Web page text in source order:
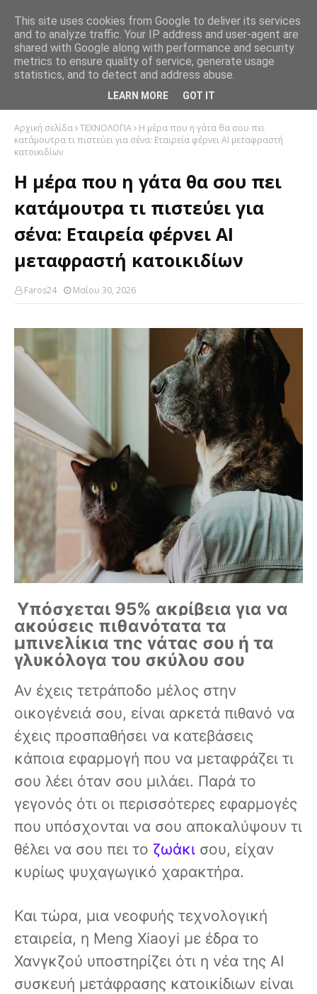
Αρχική σελίδα ΤΕΧΝΟΛΟΓΙΑ
Η μέρα που η γάτα θα σου πει
κατάμουτρα τι πιστεύει για σένα: Εταιρεία φέρνει AI μεταφραστή
κατοικιδίων
Η μέρα που η γάτα θα σου πει
κατάμουτρα τι πιστεύει για
σένα: Εταιρεία φέρνει AI
μεταφραστή κατοικιδίων
Faros24 Μαΐου 30, 2026
Υπόσχεται 95% ακρίβεια για να
ακούσεις πιθανότατα τα
μπινελίκια της γάτας σου ή τα
γλυκόλογα του σκύλου σου
Αν έχεις τετράποδο μέλος στην
οικογένειά σου, είναι αρκετά πιθανό να
έχεις προσπαθήσει να κατεβάσεις
κάποια εφαρμογή που να μεταφράζει τι
σου λέει όταν σου μιλάει. Παρά το
γεγονός ότι οι περισσότερες εφαρμογές
που υπόσχονται να σου αποκαλύψουν τι
θέλει να σου πει το ζωάκι σου, είχαν
κυρίως ψυχαγωγικό χαρακτήρα.
Και τώρα, μια νεοφυής τεχνολογική
εταιρεία, η Meng Xiaoyi με έδρα το
Χανγκζού υποστηρίζει ότι η νέα της AI
συσκευή μετάφρασης κατοικίδιων είναι
This site uses cookies from Google to deliver its services
and to analyze traffic. Your IP address and user-agent are
shared with Google along with performance and security
metrics to ensure quality of service, generate usage
statistics, and to detect and address abuse.
LEARN MORE GOT IT